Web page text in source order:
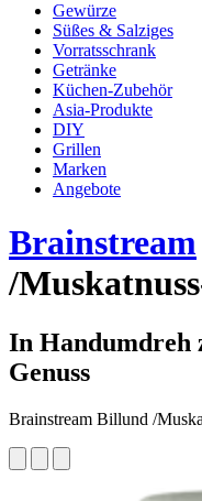
Gewürze
Süßes & Salziges
Vorratsschrank
Getränke
Küchen-Zubehör
Asia-Produkte
DIY
Grillen
Marken
Angebote
Brainstream
/
In Handumdreh
Genuss
Brainstream Billund /